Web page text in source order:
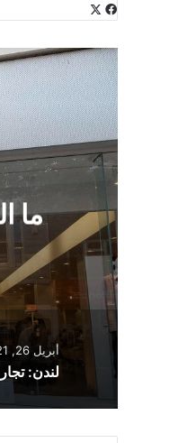
فيسبوك
البريد
انتقلت لندن إلى
الإغلاق؟
أبريل 26, 2021